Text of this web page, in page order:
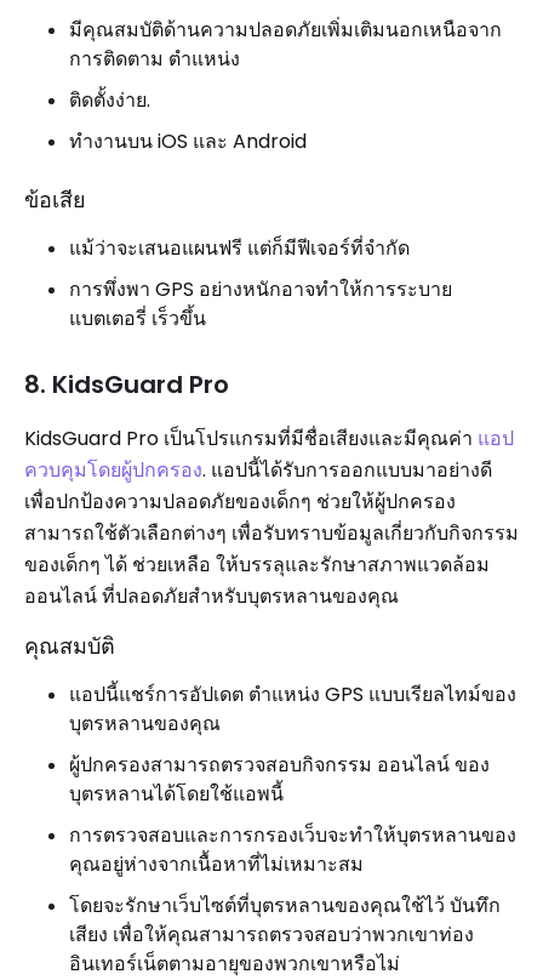
มีคุณสมบัติด้านความปลอดภัยเพิ่มเติมนอกเหนือจาก
การติดตาม ตำแหน่ง
ติดตั้งง่าย.
ทำงานบน iOS และ Android
ข้อเสีย
แม้ว่าจะเสนอแผนฟรี แต่ก็มีฟีเจอร์ที่จำกัด
การพึ่งพา GPS อย่างหนักอาจทำให้การระบาย
แบตเตอรี่ เร็วขึ้น
8. KidsGuard Pro
KidsGuard Pro เป็นโปรแกรมที่มีชื่อเสียงและมีคุณค่า แอป
ควบคุมโดยผู้ปกครอง. แอปนี้ได้รับการออกแบบมาอย่างดี
เพื่อปกป้องความปลอดภัยของเด็กๆ ช่วยให้ผู้ปกครอง
สามารถใช้ตัวเลือกต่างๆ เพื่อรับทราบข้อมูลเกี่ยวกับกิจกรรม
ของเด็กๆ ได้ ช่วยเหลือ ให้บรรลุและรักษาสภาพแวดล้อม
ออนไลน์ ที่ปลอดภัยสำหรับบุตรหลานของคุณ
คุณสมบัติ
แอปนี้แชร์การอัปเดต ตำแหน่ง GPS แบบเรียลไทม์ของ
บุตรหลานของคุณ
ผู้ปกครองสามารถตรวจสอบกิจกรรม ออนไลน์ ของ
บุตรหลานได้โดยใช้แอพนี้
การตรวจสอบและการกรองเว็บจะทำให้บุตรหลานของ
คุณอยู่ห่างจากเนื้อหาที่ไม่เหมาะสม
โดยจะรักษาเว็บไซต์ที่บุตรหลานของคุณใช้ไว้ บันทึก
เสียง เพื่อให้คุณสามารถตรวจสอบว่าพวกเขาท่อง
อินเทอร์เน็ตตามอายุของพวกเขาหรือไม่